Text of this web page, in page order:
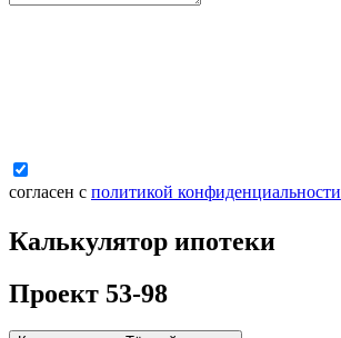
согласен с политикой конфиденциальности
Калькулятор ипотеки
Проект 53-98